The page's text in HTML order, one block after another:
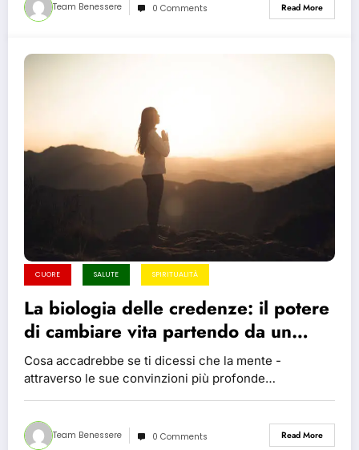
Team Benessere 0 Comments Read More
CUORE SALUTE SPIRITUALITÀ
La biologia delle credenze: il potere
di cambiare vita partendo da un
pensiero
Cosa accadrebbe se ti dicessi che la mente -
attraverso le sue convinzioni più profonde…
Team Benessere 0 Comments Read More